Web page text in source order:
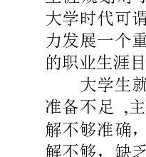
一、自我认知
（一）职业兴趣